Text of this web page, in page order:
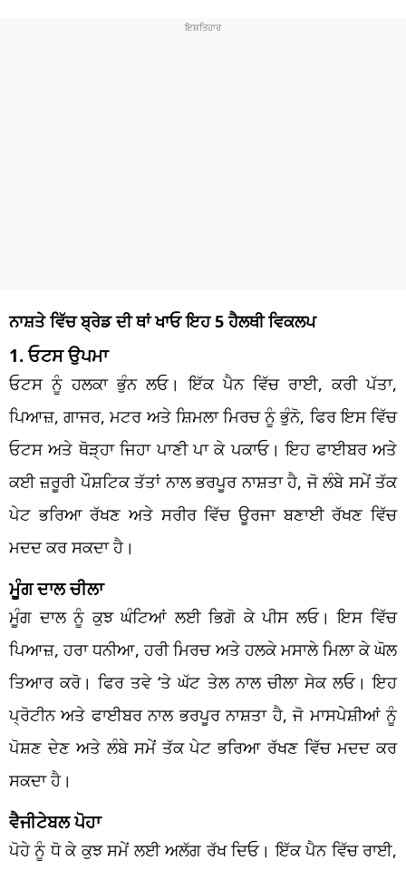
ਨਾਸ਼ਤੇ ਵਿੱਚ ਬ੍ਰੇਡ ਦੀ ਥਾਂ ਖਾਓ ਇਹ 5 ਹੈਲਥੀ ਵਿਕਲਪ
1. ਓਟਸ ਉਪਮਾ
ਓਟਸ ਨੂੰ ਹਲਕਾ ਭੁੰਨ ਲਓ। ਇੱਕ ਪੈਨ ਵਿੱਚ ਰਾਈ, ਕਰੀ ਪੱਤਾ,
ਪਿਆਜ਼, ਗਾਜਰ, ਮਟਰ ਅਤੇ ਸ਼ਿਮਲਾ ਮਿਰਚ ਨੂੰ ਭੁੰਨੋ, ਫਿਰ ਇਸ ਵਿੱਚ
ਓਟਸ ਅਤੇ ਥੋੜ੍ਹਾ ਜਿਹਾ ਪਾਣੀ ਪਾ ਕੇ ਪਕਾਓ। ਇਹ ਫਾਈਬਰ ਅਤੇ
ਕਈ ਜ਼ਰੂਰੀ ਪੌਸ਼ਟਿਕ ਤੱਤਾਂ ਨਾਲ ਭਰਪੂਰ ਨਾਸ਼ਤਾ ਹੈ, ਜੋ ਲੰਬੇ ਸਮੇਂ ਤੱਕ
ਪੇਟ ਭਰਿਆ ਰੱਖਣ ਅਤੇ ਸਰੀਰ ਵਿੱਚ ਊਰਜਾ ਬਣਾਈ ਰੱਖਣ ਵਿੱਚ
ਮਦਦ ਕਰ ਸਕਦਾ ਹੈ।
ਮੂੰਗ ਦਾਲ ਚੀਲਾ
ਮੂੰਗ ਦਾਲ ਨੂੰ ਕੁਝ ਘੰਟਿਆਂ ਲਈ ਭਿਗੋ ਕੇ ਪੀਸ ਲਓ। ਇਸ ਵਿੱਚ
ਪਿਆਜ਼, ਹਰਾ ਧਨੀਆ, ਹਰੀ ਮਿਰਚ ਅਤੇ ਹਲਕੇ ਮਸਾਲੇ ਮਿਲਾ ਕੇ ਘੋਲ
ਤਿਆਰ ਕਰੋ। ਫਿਰ ਤਵੇ ‘ਤੇ ਘੱਟ ਤੇਲ ਨਾਲ ਚੀਲਾ ਸੇਕ ਲਓ। ਇਹ
ਪ੍ਰੋਟੀਨ ਅਤੇ ਫਾਈਬਰ ਨਾਲ ਭਰਪੂਰ ਨਾਸ਼ਤਾ ਹੈ, ਜੋ ਮਾਸਪੇਸ਼ੀਆਂ ਨੂੰ
ਪੋਸ਼ਣ ਦੇਣ ਅਤੇ ਲੰਬੇ ਸਮੇਂ ਤੱਕ ਪੇਟ ਭਰਿਆ ਰੱਖਣ ਵਿੱਚ ਮਦਦ ਕਰ
ਸਕਦਾ ਹੈ।
ਵੈਜੀਟੇਬਲ ਪੋਹਾ
ਪੋਹੇ ਨੂੰ ਧੋ ਕੇ ਕੁਝ ਸਮੇਂ ਲਈ ਅਲੱਗ ਰੱਖ ਦਿਓ। ਇੱਕ ਪੈਨ ਵਿੱਚ ਰਾਈ,